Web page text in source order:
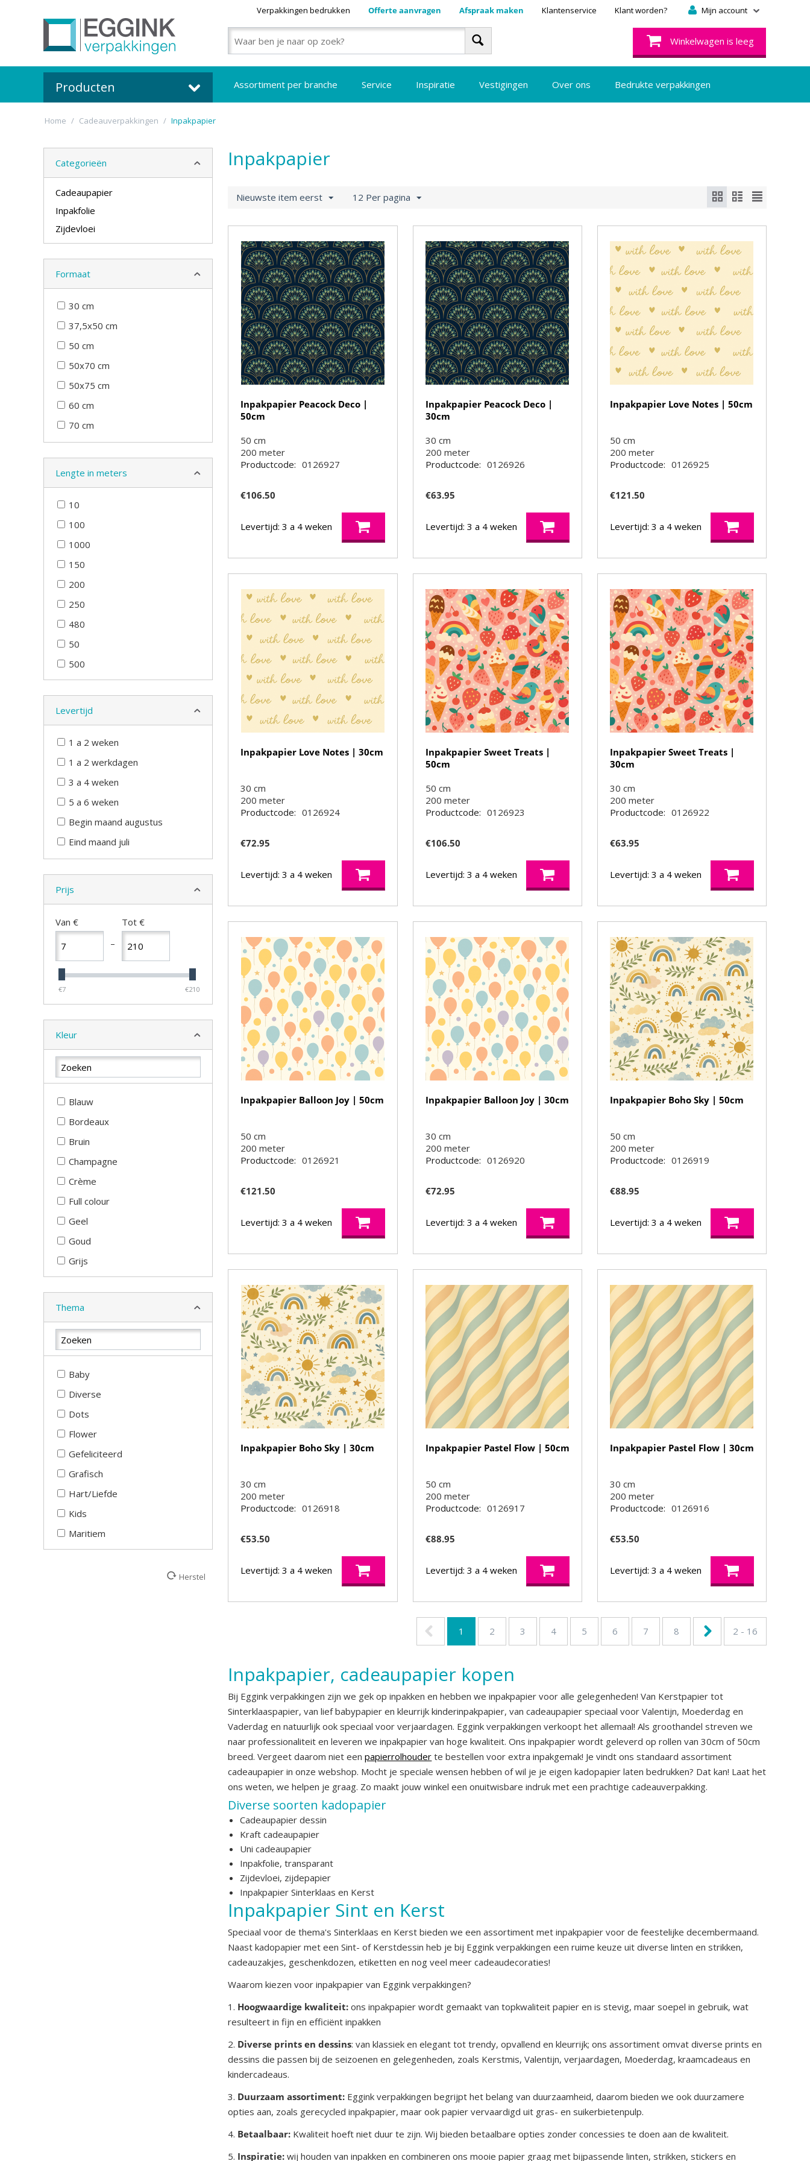
Mijn account
Verpakkingen bedrukken Offerte aanvragen Afspraak maken Klantenservice Klant worden?
Winkelwagen is leeg
Producten Assortiment per branche Service Inspiratie Vestigingen Over ons Bedrukte verpakkingen
Home / Cadeauverpakkingen / Inpakpapier
Categorieën
Cadeaupapier
Inpakfolie
Zijdevloei
Formaat
30 cm
37,5x50 cm
50 cm
50x70 cm
50x75 cm
60 cm
70 cm
Lengte in meters
10
100
1000
150
200
250
480
50
500
Levertijd
1 a 2 weken
1 a 2 werkdagen
3 a 4 weken
5 a 6 weken
Begin maand augustus
Eind maand juli
Prijs
Van €
–
Tot €
€7 €210
Kleur
Blauw
Bordeaux
Bruin
Champagne
Crème
Full colour
Geel
Goud
Grijs
Groen
Mint
Multicolour
Oranje
Paars
Rood
Roze
Transparant
Wit
Zalm
Zilver
Zwart
Thema
Baby
Diverse
Dots
Flower
Gefeliciteerd
Grafisch
Hart/Liefde
Kids
Maritiem
Natuur en dieren
Herstel
Inpakpapier
Nieuwste item eerst 12 Per pagina
Inpakpapier Peacock Deco |
50cm
50 cm
200meter
Productcode: 0126927
€106.50
Levertijd: 3 a 4 weken
Inpakpapier Peacock Deco |
30cm
30 cm
200 meter
Productcode: 0126926
€63.95
Levertijd: 3 a 4 weken
Inpakpapier Love Notes | 50cm
50 cm
200 meter
Productcode: 0126925
€121.50
Levertijd: 3 a 4 weken
Inpakpapier Love Notes | 30cm
30 cm
200meter
Productcode: 0126924
€72.95
Levertijd: 3 a 4 weken
Inpakpapier Sweet Treats |
50cm
50 cm
200 meter
Productcode: 0126923
€106.50
Levertijd: 3 a 4 weken
Inpakpapier Sweet Treats |
30cm
30 cm
200 meter
Productcode: 0126922
€63.95
Levertijd: 3 a 4 weken
Inpakpapier Balloon Joy | 50cm
50 cm
200meter
Productcode: 0126921
€121.50
Levertijd: 3 a 4 weken
Inpakpapier Balloon Joy | 30cm
30 cm
200 meter
Productcode: 0126920
€72.95
Levertijd: 3 a 4 weken
Inpakpapier Boho Sky | 50cm
50 cm
200 meter
Productcode: 0126919
€88.95
Levertijd: 3 a 4 weken
Inpakpapier Boho Sky | 30cm
30 cm
200meter
Productcode: 0126918
€53.50
Levertijd: 3 a 4 weken
Inpakpapier Pastel Flow | 50cm
50 cm
200 meter
Productcode: 0126917
€88.95
Levertijd: 3 a 4 weken
Inpakpapier Pastel Flow | 30cm
30 cm
200 meter
Productcode: 0126916
€53.50
Levertijd: 3 a 4 weken
1 2 3 4 5 6 7 8 2 - 16
Inpakpapier, cadeaupapier kopen
Bij Eggink verpakkingen zijn we gek op inpakken en hebben we inpakpapier voor alle gelegenheden! Van Kerstpapier tot
Sinterklaaspapier, van lief babypapier en kleurrijk kinderinpakpapier, van cadeaupapier speciaal voor Valentijn, Moederdag en
Vaderdag en natuurlijk ook speciaal voor verjaardagen. Eggink verpakkingen verkoopt het allemaal! Als groothandel streven we
naar professionaliteit en leveren we inpakpapier van hoge kwaliteit. Ons inpakpapier wordt geleverd op rollen van 30cm of 50cm
breed. Vergeet daarom niet eenpapierrolhouder te bestellen voor extra inpakgemak! Je vindt ons standaard assortiment
cadeaupapier in onze webshop. Mocht je speciale wensen hebben of wil je je eigen kadopapier laten bedrukken? Dat kan! Laat het
ons weten, we helpen je graag. Zo maakt jouw winkel een onuitwisbare indruk met een prachtige cadeauverpakking.
Diverse soorten kadopapier
Cadeaupapier dessin
Kraft cadeaupapier
Uni cadeaupapier
Inpakfolie, transparant
Zijdevloei, zijdepapier
Inpakpapier Sinterklaas en Kerst
Inpakpapier Sint en Kerst
Speciaal voor de thema's Sinterklaas en Kerst bieden we een assortiment met inpakpapier voor de feestelijke decembermaand.
Naast kadopapier met een Sint- of Kerstdessin heb je bij Eggink verpakkingen een ruime keuze uit diverse linten en strikken,
cadeauzakjes, geschenkdozen, etiketten en nog veel meer cadeaudecoraties!
Waarom kiezen voor inpakpapier van Eggink verpakkingen?
1. Hoogwaardige kwaliteit: ons inpakpapier wordt gemaakt van topkwaliteit papier en is stevig, maar soepel in gebruik, wat
resulteert in fijn en efficiënt inpakken
2. Diverse prints en dessins: van klassiek en elegant tot trendy, opvallend en kleurrijk; ons assortiment omvat diverse prints en
dessins die passen bij de seizoenen en gelegenheden, zoals Kerstmis, Valentijn, verjaardagen, Moederdag, kraamcadeaus en
kindercadeaus.
3. Duurzaam assortiment: Eggink verpakkingen begrijpt het belang van duurzaamheid, daarom bieden we ook duurzamere
opties aan, zoals gerecycled inpakpapier, maar ook papier vervaardigd uit gras- en suikerbietenpulp.
4. Betaalbaar: Kwaliteit hoeft niet duur te zijn. Wij bieden betaalbare opties zonder concessies te doen aan de kwaliteit.
5. Inspiratie: wij houden van inpakken en combineren ons mooie papier graag met bijpassende linten, strikken, stickers en